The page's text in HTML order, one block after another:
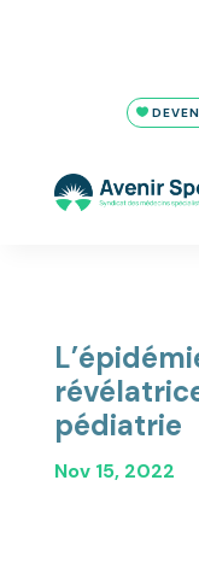
pédiatrie
Nov 15, 2022